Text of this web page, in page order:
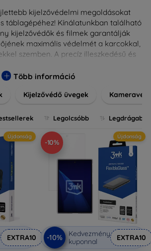
kijelzővédelmi megoldásokat
táblagépéhez! Kínálatunkban található
kijelzővédők és filmek garantálják
maximális védelmét a karcokkal,
szemben. A precíz illeszkedésű és
képet is biztosítanak, megőrzi a
közül, hogy a
vagy íves kijelzővédelemről, a
tartva kínálunk megoldásokat
Több információ
Kijelzővédő üvegek
Legolcsóbb Legdrágabb
Újdonság
EXTRA10
-10%
Újdonság
-10%
Kedvezmény
kuponnal
EXTRA10